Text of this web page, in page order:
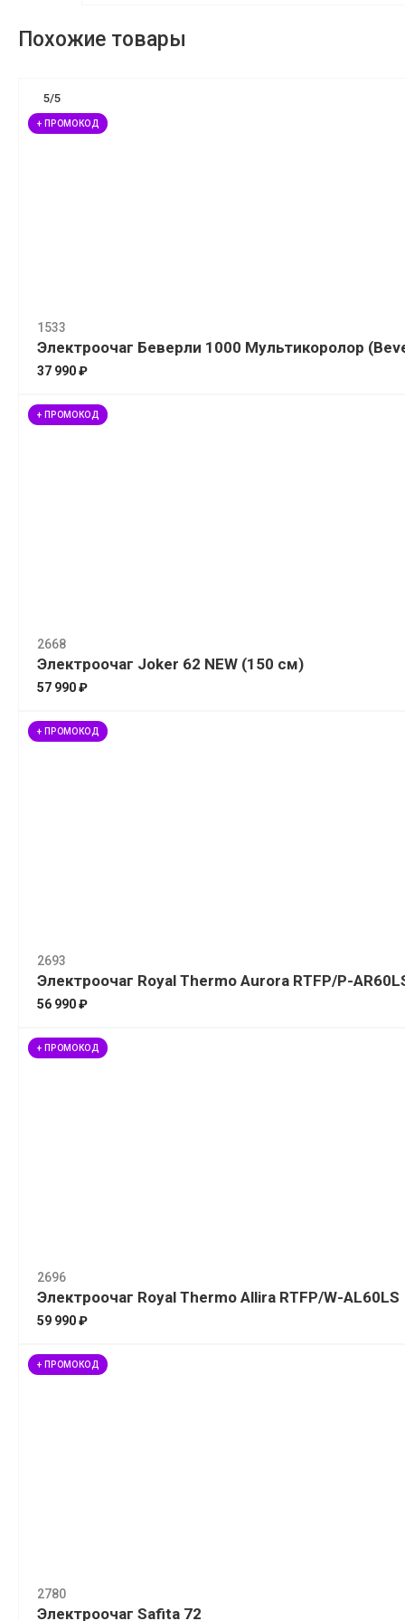
Похожие товары
5/5
+ ПРОМОКОД
1533
Электроочаг Беверли 1000 Мультикоролор
37 990 ₽
+ ПРОМОКОД
2668
Электроочаг Joker 62 NEW (150 см)
57 990 ₽
+ ПРОМОКОД
2693
Электроочаг Royal Thermo Aurora RTFP/P-
56 990 ₽
+ ПРОМОКОД
2696
Электроочаг Royal Thermo Allira RTFP/W-AL60LS
59 990 ₽
+ ПРОМОКОД
2780
Электроочаг Safita 72